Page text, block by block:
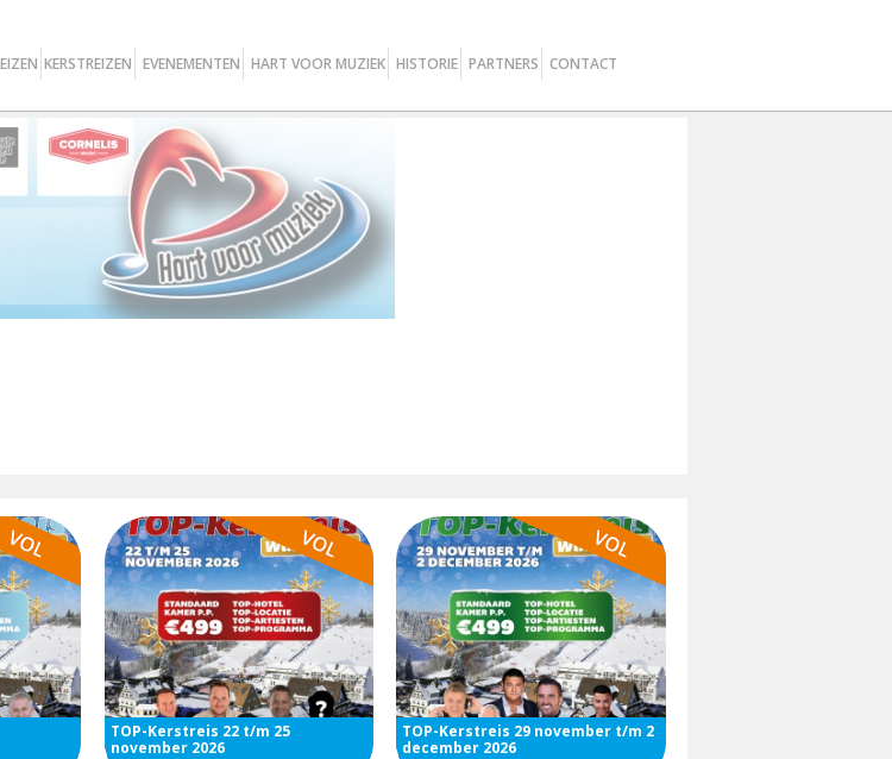
KERSTREIZEN EVENEMENTEN HART VOOR MUZIEK HISTORIE PARTNERS CONTACT
TOP-Kerstreis 22 t/m 25
november 2026
TOP-Kerstreis 29 november t/m 2
december 2026